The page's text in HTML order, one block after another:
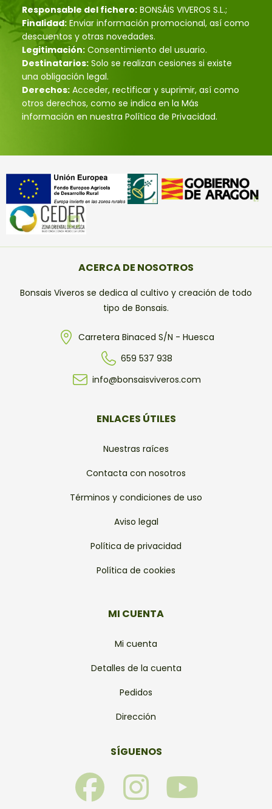
Responsable del fichero: BONSÁIS VIVEROS S.L.;
Finalidad: Enviar información promocional, así como
descuentos y otras novedades.
Legitimación: Consentimiento del usuario.
Destinatarios: Solo se realizan cesiones si existe
una obligación legal.
Derechos: Acceder, rectificar y suprimir, así como
otros derechos, como se indica en la Más
información en nuestra Política de Privacidad.
ACERCA DE NOSOTROS
Bonsais Viveros se dedica al cultivo y creación de todo
tipo de Bonsais.
Carretera Binaced S/N - Huesca
659 537 938
info@bonsaisviveros.com
ENLACES ÚTILES
Nuestras raíces
Contacta con nosotros
Términos y condiciones de uso
Aviso legal
Política de privacidad
Política de cookies
MI CUENTA
Mi cuenta
Detalles de la cuenta
Pedidos
Dirección
SÍGUENOS
F I Y